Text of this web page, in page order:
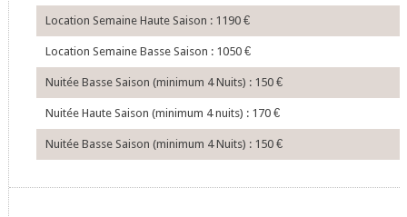
Location Semaine Haute Saison : 1190 €
Location Semaine Basse Saison : 1050 €
Nuitée Basse Saison (minimum 4 Nuits) : 150 €
Nuitée Haute Saison (minimum 4 nuits) : 170 €
Nuitée Basse Saison (minimum 4 Nuits) : 150 €